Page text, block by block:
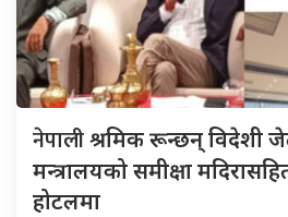
नेपालीश्रमिक रून्छन् विदेशी
मन्त्रालयको समीक्षा
होटलमा